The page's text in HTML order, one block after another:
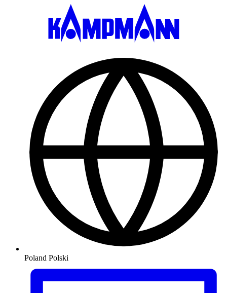
Poland Polski